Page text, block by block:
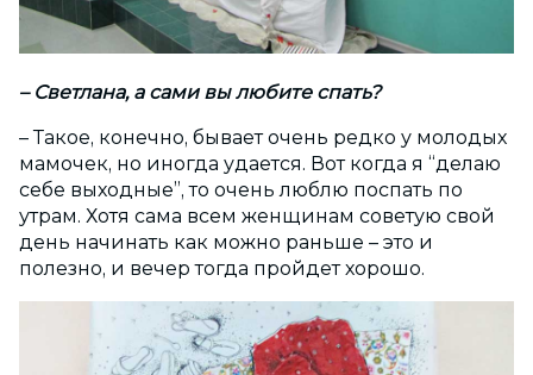
– Светлана, а сами вы любите спать?
– Такое, конечно, бывает очень редко у молодых
мамочек, но иногда удается. Вот когда я “делаю
себе выходные”, то очень люблю поспать по
утрам. Хотя сама всем женщинам советую свой
день начинать как можно раньше – это и
полезно, и вечер тогда пройдет хорошо.